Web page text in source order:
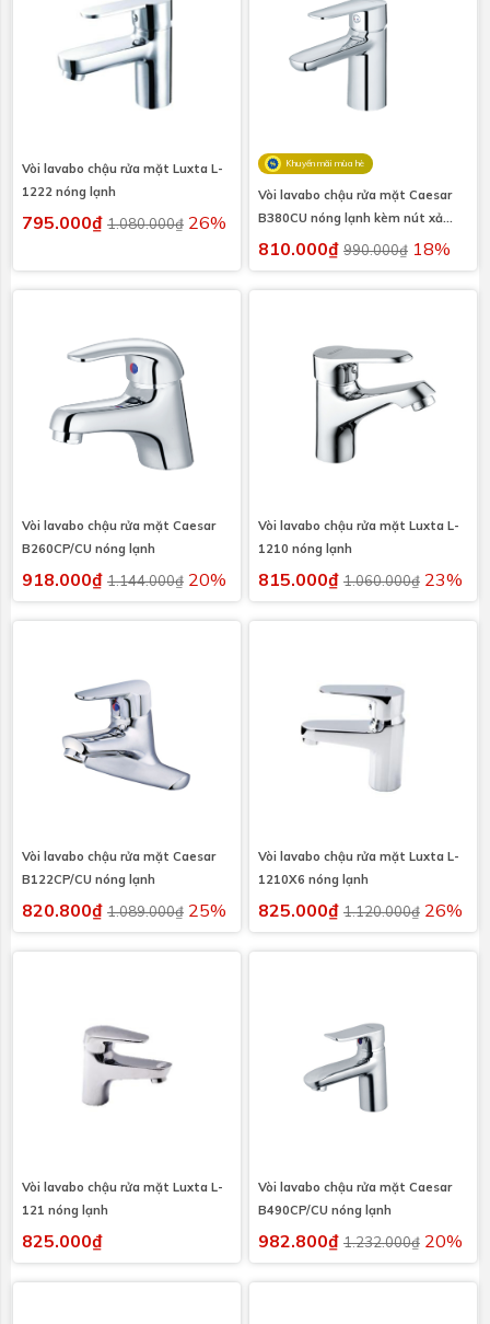
Vòi lavabo chậu rửa mặt Luxta L-
1222 nóng lạnh
795.000₫ 1.080.000₫ 26%
Khuyến mãi mùa hè
Vòi lavabo chậu rửa mặt Caesar
B380CU nóng lạnh kèm nút xả
nhấn
810.000₫ 990.000₫ 18%
Vòi lavabo chậu rửa mặt Caesar
B260CP/CU nóng lạnh
918.000₫ 1.144.000₫ 20%
Vòi lavabo chậu rửa mặt Luxta L-
1210 nóng lạnh
815.000₫ 1.060.000₫ 23%
Vòi lavabo chậu rửa mặt Caesar
B122CP/CU nóng lạnh
820.800₫ 1.089.000₫ 25%
Vòi lavabo chậu rửa mặt Luxta L-
1210X6 nóng lạnh
825.000₫ 1.120.000₫ 26%
Vòi lavabo chậu rửa mặt Luxta L-
121 nóng lạnh
825.000₫
Vòi lavabo chậu rửa mặt Caesar
B490CP/CU nóng lạnh
982.800₫ 1.232.000₫ 20%